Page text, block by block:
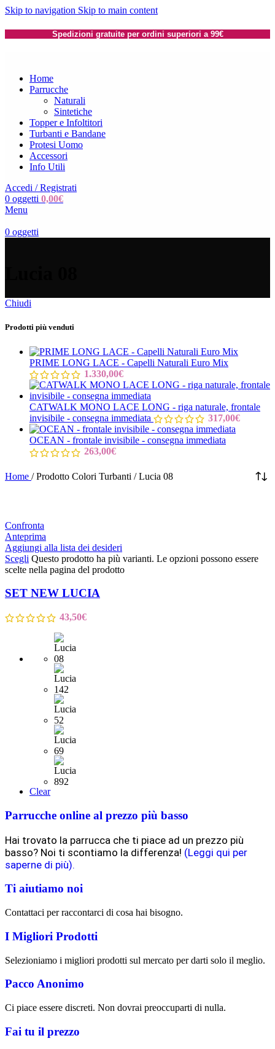
Skip to navigation Skip to main content
Spedizioni gratuite per ordini superiori a 99€
Home
Parrucche
Naturali
Sintetiche
Topper e Infoltitori
Turbanti e Bandane
Protesi Uomo
Accessori
Info Utili
Accedi / Registrati
0 oggetti 0,00€
Menu
0 oggetti
Chiudi
Prodotti più venduti
PRIME LONG LACE - Capelli Naturali Euro Mix
1.330,00€
CATWALK MONO LACE LONG - riga naturale, frontale
invisibile - consegna immediata
317,00€
OCEAN - frontale invisibile - consegna immediata
263,00€
Home / Prodotto Colori Turbanti / Lucia 08
Confronta
Anteprima
Aggiungi alla lista dei desideri
Scegli Questo prodotto ha più varianti. Le opzioni possono essere
scelte nella pagina del prodotto
SET NEW LUCIA
43,50€
Clear
Parrucche online al prezzo più basso
Hai trovato la parrucca che ti piace ad un prezzo più
basso? Noi ti scontiamo la differenza! (Leggi qui per
saperne di più).
Ti aiutiamo noi
Contattaci per raccontarci di cosa hai bisogno.
I Migliori Prodotti
Selezioniamo i migliori prodotti sul mercato per darti solo il meglio.
Pacco Anonimo
Ci piace essere discreti. Non dovrai preoccuparti di nulla.
Fai tu il prezzo